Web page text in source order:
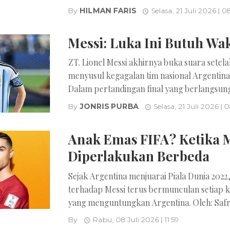
By HILMAN FARIS Selasa, 21 Juli 2026 |
Messi: Luka Ini Butuh
ZT. Lionel Messi akhirnya buka suara
menyusul kegagalan tim nasional
Dalam pertandingan final yang
By JONRIS PURBA Selasa, 21 Juli 2026 |
Anak Emas FIFA? Ketika
Diperlakukan Berbeda
Sejak Argentina menjuarai Piala Dunia
terhadap Messi terus bermunculan setiap
yang menguntungkan Argentina. Oleh:
By Rabu, 08 Juli 2026 | 11:59